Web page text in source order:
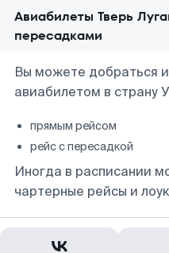
Авиабилеты Тверь
пересадками
Вы можете добраться
авиабилетом в страну
прямым рейсом
рейс с пересадкой
Иногда в расписании
чартерные рейсы и